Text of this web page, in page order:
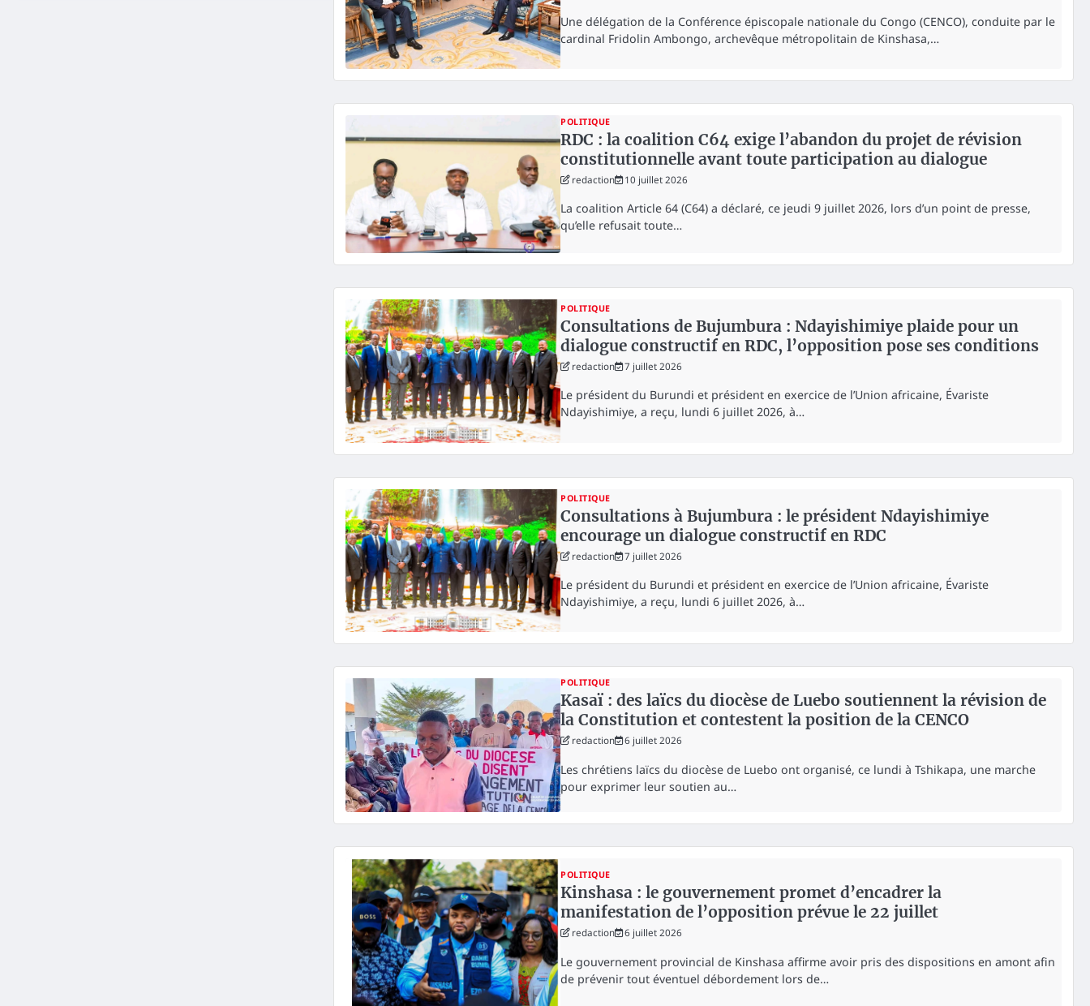
Une délégation de la Conférence épiscopale nationale du Congo (CENCO), conduite par le
cardinal Fridolin Ambongo, archevêque métropolitain de Kinshasa,…
POLITIQUE
RDC : la coalition C64 exige l’abandon du projet de révision
constitutionnelle avant toute participation au dialogue
redaction 10 juillet 2026
La coalition Article 64 (C64) a déclaré, ce jeudi 9 juillet 2026, lors d’un point de presse,
qu’elle refusait toute…
POLITIQUE
Consultations de Bujumbura : Ndayishimiye plaide pour un
dialogue constructif en RDC, l’opposition pose ses conditions
redaction 7 juillet 2026
Le président du Burundi et président en exercice de l’Union africaine, Évariste
Ndayishimiye, a reçu, lundi 6 juillet 2026, à…
POLITIQUE
Consultations à Bujumbura : le président Ndayishimiye
encourage un dialogue constructif en RDC
redaction 7 juillet 2026
Le président du Burundi et président en exercice de l’Union africaine, Évariste
Ndayishimiye, a reçu, lundi 6 juillet 2026, à…
POLITIQUE
Kasaï : des laïcs du diocèse de Luebo soutiennent la révision de
la Constitution et contestent la position de la CENCO
redaction 6 juillet 2026
Les chrétiens laïcs du diocèse de Luebo ont organisé, ce lundi à Tshikapa, une marche
pour exprimer leur soutien au…
POLITIQUE
Kinshasa : le gouvernement promet d’encadrer la
manifestation de l’opposition prévue le 22 juillet
redaction 6 juillet 2026
Le gouvernement provincial de Kinshasa affirme avoir pris des dispositions en amont afin
de prévenir tout éventuel débordement lors de…